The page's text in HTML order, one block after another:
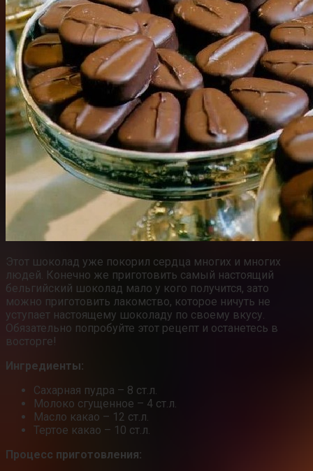
Этот шоколад уже покорил сердца многих и многих
людей. Конечно же приготовить самый настоящий
бельгийский шоколад мало у кого получится, зато
можно приготовить лакомство, которое ничуть не
уступает настоящему шоколаду по своему вкусу.
Обязательно попробуйте этот рецепт и останетесь в
восторге!
Ингредиенты:
Сахарная пудра – 8 ст.л.
Молоко сгущенное – 4 ст.л.
Масло какао – 12 ст.л.
Тертое какао – 10 ст.л.
Процесс приготовления: